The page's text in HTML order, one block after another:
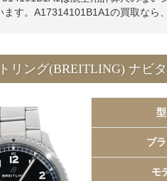
ます。A17314101B1A1の買取なら
リング(BREITLING) ナビ
ブ
モ